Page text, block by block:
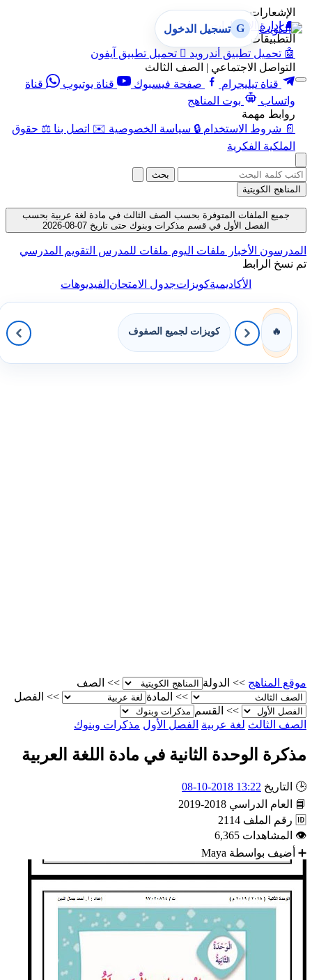
الإشعارات
🔔 إدارة الإشعارات
التطبيقات
🤖 تحميل تطبيق أندرويد  تحميل تطبيق آيفون
التواصل الاجتماعي | الصف الثالث
قناة تيليجرام
صفحة فيسبوك قناة يوتيوب
قناة
واتساب
بوت المناهج
روابط مهمة
📄 شروط الاستخدام 🔒 سياسة الخصوصية ✉️ اتصل بنا ⚖️ حقوق
الملكية الفكرية
G تسجيل الدخول
بحث
المناهج الكويتية
جميع الملفات المتوفرة بحسب الصف الثالث في مادة لغة عربية بحسب
الفصل الأول في قسم مذكرات وبنوك حتى تاريخ 07-08-2026
المدرسون الأخبار ملفات اليوم ملفات للمدرس التقويم المدرسي
تم نسخ الرابط
الأكاديميةكويزاتجدول الامتحانالفيديوهات
🔥 كويزات لجميع الصفوف
موقع المناهج >> الدولة >>
الصف
>>
المادة >>
الفصل
>>
القسم
الصف الثالث لغة عربية الفصل الأول مذكرات وبنوك
مذكرة الوحدة الثانية في مادة اللغة العربية
🕒 التاريخ 13:22 2018-10-08
📘
العام الدراسي 2018-2019
🆔 رقم الملف 2114
👁
المشاهدات 6,365
➕
أضيف بواسطة Maya